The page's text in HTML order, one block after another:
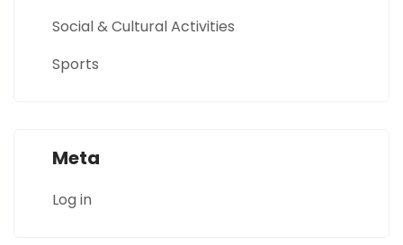
Social & Cultural Activities
Sports
Meta
Log in